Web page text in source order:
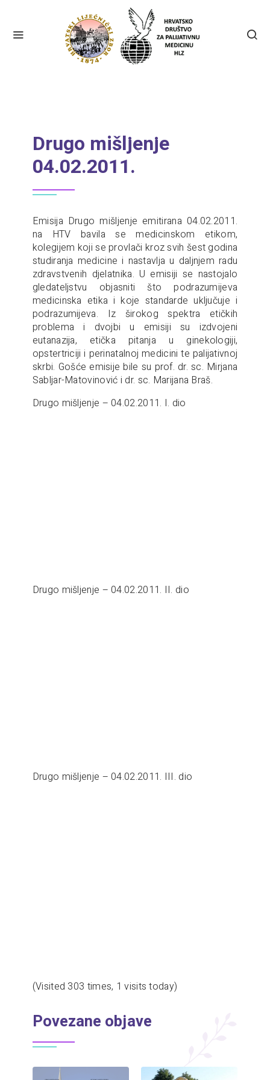
Drugo mišljenje
04.02.2011.
Emisija Drugo mišljenje emitirana 04.02.2011.
na HTV bavila se medicinskom etikom,
kolegijem koji se provlači kroz svih šest godina
studiranja medicine i nastavlja u daljnjem radu
zdravstvenih djelatnika. U emisiji se nastojalo
gledateljstvu objasniti što podrazumijeva
medicinska etika i koje standarde uključuje i
podrazumijeva. Iz širokog spektra etičkih
problema i dvojbi u emisiji su izdvojeni
eutanazija, etička pitanja u ginekologiji,
opstertriciji i perinatalnoj medicini te palijativnoj
skrbi. Gošće emisije bile su prof. dr. sc. Mirjana
Sabljar-Matovinović i dr. sc. Marijana Braš.
Drugo mišljenje – 04.02.2011. I. dio
Drugo mišljenje – 04.02.2011. II. dio
Drugo mišljenje – 04.02.2011. III. dio
(Visited 303 times, 1 visits today)
Povezane objave